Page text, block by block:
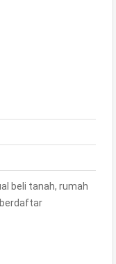
beli tanah, rumah
berdaftar